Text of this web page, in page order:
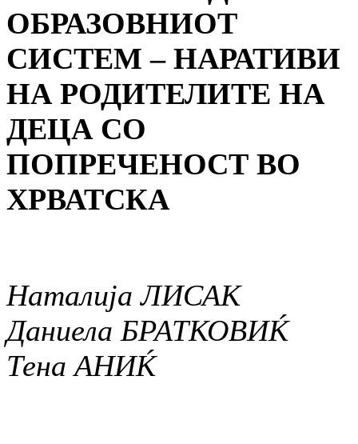
ОБРАЗОВНИОТ
СИСТЕМ – НАРАТИВИ
НА РОДИТЕЛИТЕ НА
ДЕЦА СО
ПОПРЕЧЕНОСТ ВО
ХРВАТСКА
Наталија ЛИСАК
Даниела БРАТКОВИЌ
Тена АНИЌ